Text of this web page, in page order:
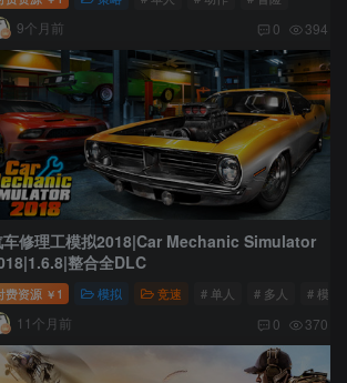
9个月前 0 394
车修理工模拟2018|Car Mechanic Simulator
整合全DLC
费资源 ￥ 1 模拟 竞速 # 单人 # 多人 # 模拟
11个月前 0 370